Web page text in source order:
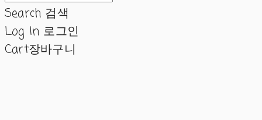
Search 검색
Log In 로그인
Cart장바구니